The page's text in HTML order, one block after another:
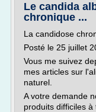
Le candida
chronique ...
La candidose
Posté le 25 juillet
Vous me suivez
mes articles sur
naturel.
A votre demande
produits difficiles